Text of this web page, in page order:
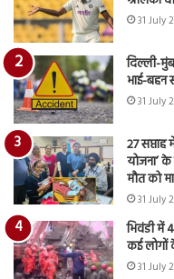
31 July
दिल्ली-
भाई-बहन
31 July
27
योजना’
मौत को
31 July
भिवंडी में
कई
31 July